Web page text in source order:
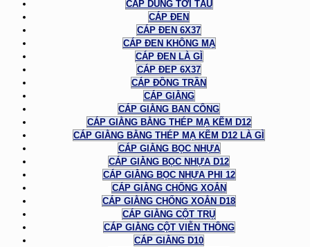
CÁP DÙNG TỜI TÀU
CÁP ĐEN
CÁP ĐEN 6X37
CÁP ĐEN KHÔNG MẠ
CÁP ĐEN LÀ GÌ
CÁP ĐEP 6X37
CÁP ĐỒNG TRẦN
CÁP GIẰNG
CÁP GIẰNG BAN CÔNG
CÁP GIẰNG BẰNG THÉP MẠ KẼM D12
CÁP GIẰNG BẰNG THÉP MẠ KẼM D12 LÀ GÌ
CÁP GIẰNG BỌC NHỰA
CÁP GIẰNG BỌC NHỰA D12
CÁP GIẰNG BỌC NHỰA PHI 12
CÁP GIẰNG CHỐNG XOẮN
CÁP GIẰNG CHỐNG XOẮN D18
CÁP GIẰNG CỘT TRỤ
CÁP GIẰNG CỘT VIỄN THÔNG
CÁP GIẰNG D10